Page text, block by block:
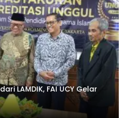
LAMDIK, FAI UCY Gelar